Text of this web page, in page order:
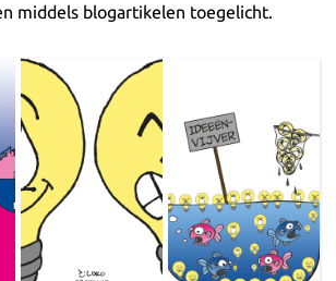
middels blogartikelen toegelicht.